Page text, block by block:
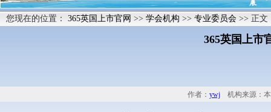
您现在的位置： 365英国上市官网 >> 学会机构 >> 专业委员会 >> 正文
365英国上市
作者： ywj 机构来源：